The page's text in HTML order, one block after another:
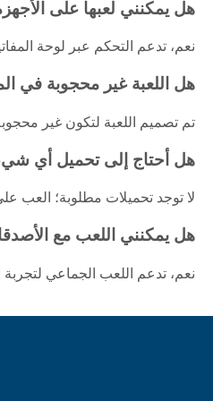
هل يمكنني لعبها على
نعم، تدعم التحكم عبر لوحة
هل اللعبة غير محجوبة في
تم تصميم اللعبة لتكون غير
هل أحتاج إلى تحميل أي
لا توجد تحميلات مطلوبة؛ العب
هل يمكنني اللعب مع
نعم، تدعم اللعب الجماعي لتجربة